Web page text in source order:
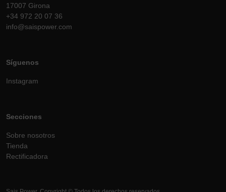
17007 Girona
+34 972 20 07 36
info@saispower.com
Síguenos
Instagram
Secciones
Sobre nosotros
Tienda
Rectificadora